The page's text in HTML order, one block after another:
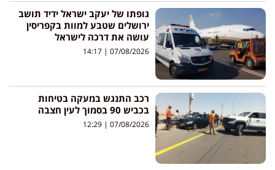
גופתו של יעקב ישראל ידיד תושב
ירושלים שטבע למוות בקפריסין
עושה את דרכה לישראל
07/08/2026
רכב התנגש במעקה בטיחות
בכביש 90 בסמוך לעין חצבה
07/08/2026